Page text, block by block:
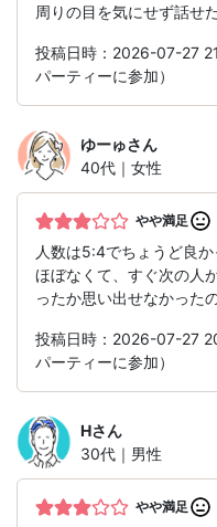
周りの目を気にせず話せた
投稿日時：2026-07-27
パーティーに参加）
ゆーゅさん
40代｜女性
やや満足
人数は5:4でちょうど良
ほぼなくて、すぐ次の人
ったか思い出せなかった
投稿日時：2026-07-27
パーティーに参加）
Hさん
30代｜男性
やや満足